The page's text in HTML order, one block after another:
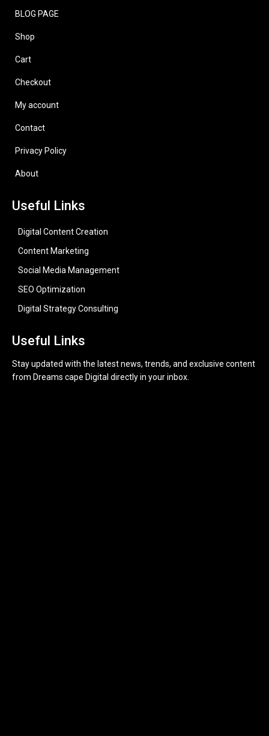
BLOG PAGE
Shop
Cart
Checkout
My account
Contact
Privacy Policy
About
Useful Links
Digital Content Creation
Content Marketing
Social Media Management
SEO Optimization
Digital Strategy Consulting
Useful Links
Stay updated with the latest news, trends, and exclusive content
from Dreams cape Digital directly in your inbox.